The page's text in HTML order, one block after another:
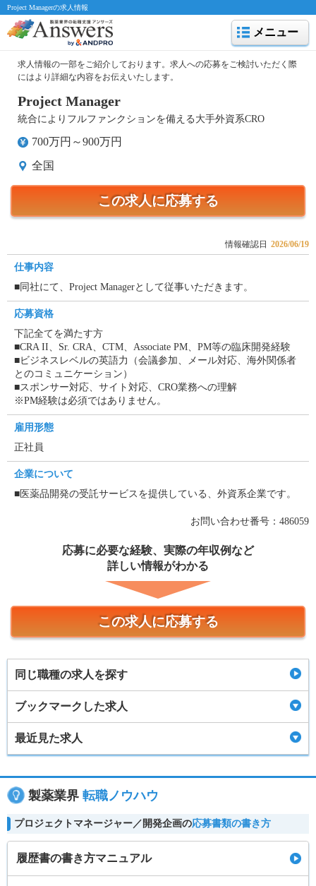
Project Managerの求人情報
メニュー
求人情報の一部をご紹介しております。求人への応募をご検討いただく際
にはより詳細な内容をお伝えいたします。
Project Manager
統合によりフルファンクションを備える大手外資系CRO
700万円～900万円
全国
この求人に応募する
情報確認日 2026/06/19
仕事内容
■同社にて、Project Managerとして従事いただきます。
応募資格
下記全てを満たす方
■CRA II、Sr. CRA、CTM、Associate PM、PM等の臨床開発経験
■ビジネスレベルの英語力（会議参加、メール対応、海外関係者
とのコミュニケーション）
■スポンサー対応、サイト対応、CRO業務への理解
※PM経験は必須ではありません。
雇用形態
正社員
企業について
■医薬品開発の受託サービスを提供している、外資系企業です。
お問い合わせ番号：486059
応募に必要な経験、実際の年収例など
詳しい情報がわかる
この求人に応募する
同じ職種の求人を探す
ブックマークした求人
最近見た求人
製薬業界 転職ノウハウ
プロジェクトマネージャー／開発企画の応募書類の書き方
履歴書の書き方マニュアル